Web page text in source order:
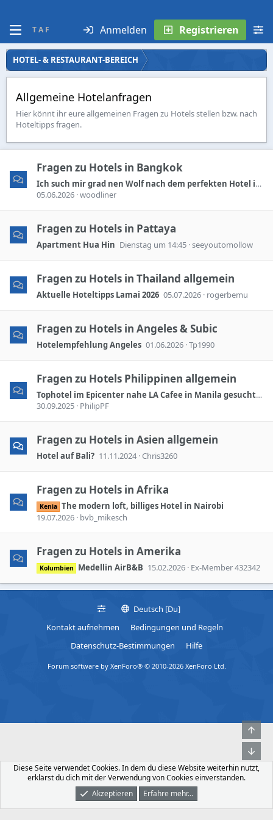
T A F Anmelden Registrieren
HOTEL- & RESTAURANT-BEREICH
Allgemeine Hotelanfragen
Hier könnt ihr eure allgemeinen Fragen zu Hotels stellen bzw. nach
Hoteltipps fragen.
Fragen zu Hotels in Bangkok
Ich such mir grad nen Wolf nach dem perfekten Hotel in BKK im Mai
05.06.2026 woodliner
Fragen zu Hotels in Pattaya
Apartment Hua Hin Dienstag um 14:45 seeyoutomollow
Fragen zu Hotels in Thailand allgemein
Aktuelle Hoteltipps Lamai 2026 05.07.2026 rogerbemu
Fragen zu Hotels in Angeles & Subic
Hotelempfehlung Angeles 01.06.2026 Tp1990
Fragen zu Hotels Philippinen allgemein
Tophotel im Epicenter nahe LA Cafee in Manila gesucht, bzw. Aktuell beste Empfehlung dort.
30.09.2025 PhilipPF
Fragen zu Hotels in Asien allgemein
Hotel auf Bali? 11.11.2024 Chris3260
Fragen zu Hotels in Afrika
Kenia The modern loft, billiges Hotel in Nairobi
19.07.2026 bvb_mikesch
Fragen zu Hotels in Amerika
Kolumbien Medellin AirB&B 15.02.2026 Ex-Member 432342
Deutsch [Du]
Kontakt aufnehmen
Bedingungen und Regeln
Datenschutz-Bestimmungen
Hilfe
Forum software by XenForo® © 2010-2026 XenForo Ltd.
Was Ist Neu Dunkler Modus Anmelden
Diese Seite verwendet Cookies. In dem du diese Website weiterhin nutzt,
erklärst du dich mit der Verwendung von Cookies einverstanden.
Akzeptieren
Erfahre mehr…